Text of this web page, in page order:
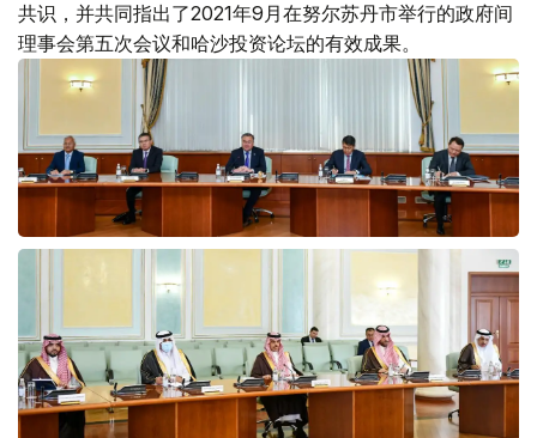
共识，并共同指出了2021年9月在努尔苏丹市举行的政府间
理事会第五次会议和哈沙投资论坛的有效成果。